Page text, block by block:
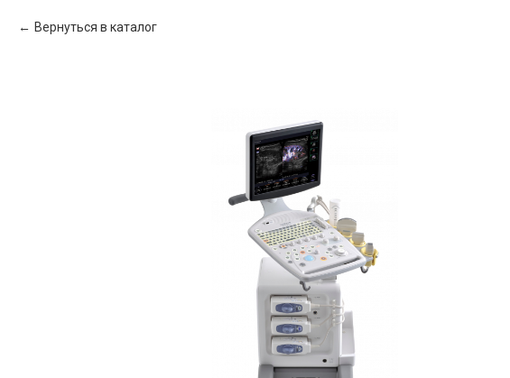
Вернуться в каталог